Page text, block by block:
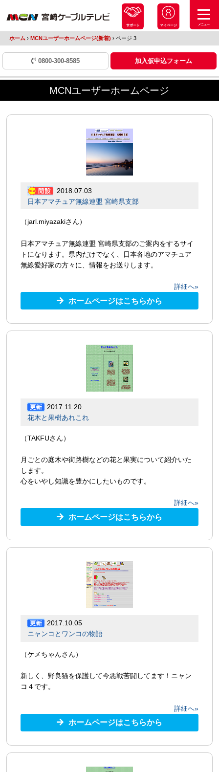
サポート マイページ メニュー
ホーム › MCNユーザーホームページ(新着) ›ページ 3
0800-300-8585 加入仮申込フォーム
MCNユーザーホームページ
2018.07.03
日本アマチュア無線連盟 宮崎県支部
（jarl.miyazakiさん）
日本アマチュア無線連盟 宮崎県支部のご案内をするサイ
トになります。県内だけでなく、日本各地のアマチュア
無線愛好家の方々に、情報をお送りします。
詳細へ»
ホームページはこちらから
2017.11.20
花木と果樹あれこれ
（TAKFUさん）
月ごとの庭木や街路樹などの花と果実について紹介いた
します。
心をいやし知識を豊かにしたいものです。
詳細へ»
ホームページはこちらから
2017.10.05
ニャンコとワンコの物語
（ケメちゃんさん）
新しく、野良猫を保護して今悪戦苦闘してます！ニャン
コ４です。
詳細へ»
ホームページはこちらから